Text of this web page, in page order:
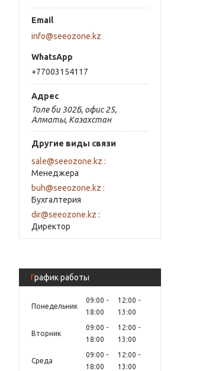
info@seeozone.kz
+77003154117
Толе би 302Б, офис 25,
Алматы, Казахстан
Другие виды связи
sale@seeozone.kz
Менеджера
buh@seeozone.kz
Бухгалтерия
dir@seeozone.kz
Директор
График работы
Понедельник
09:00
18:00
12:00
13:00
Вторник
09:00
18:00
12:00
13:00
Среда
09:00
18:00
12:00
13:00